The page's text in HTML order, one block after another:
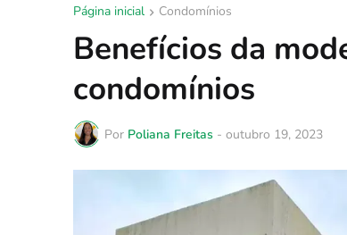
Página inicial Condomínios
Benefícios da
condomínios
Por Poliana Freitas - outubro 19, 2023